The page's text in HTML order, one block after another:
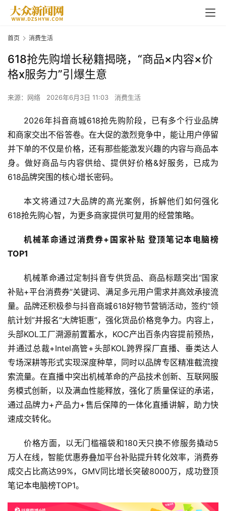
首页 消费生活
618抢先购增长秘籍揭晓，“商品×内容×价
格x服务力”引爆生意
来源：网络 2026年6月3日 11:03 消费生活
2026年抖音商城618抢先购阶段，已有多个行业品牌
和商家交出不俗答卷。在大促的激烈竞争中，能让用户停留
并下单的不仅是价格，还有那些能激发兴趣的内容与商品本
身。做好商品与内容供给、提供好价格&好服务，已成为
618品牌突围的核心增长密码。
本文将通过7大品牌的高光案例，拆解他们如何强化
618抢先购心智，为更多商家提供可复用的经营策略。
机械革命通过消费券+ 国家补贴 登顶笔记本电脑榜
TOP1
机械革命通过定制抖音专供货品、商品标题突出“国家
补贴+平台消费券”关键词、满足多元用户需求并高效承接流
量。品牌还积极参与抖音商城618好物节营销活动，签约“领
航计划”并报名“大牌钜惠”，强化货品价格竞争力。内容上，
头部KOL工厂溯源前置蓄水，KOC产出百条内容提前预热，
并通过总裁+Intel高管+头部KOL跨界探厂直播、垂类达人
专场深耕等形式实现深度种草，同时以品牌专区精准截流搜
索流量。在直播中突出机械革命的产品技术创新、互联网服
务模式创新，以及满血性能释放，强化了质量保证的承诺，
通过品牌力+产品力+售后保障的一体化直播讲解，助力快
速成交转化。
价格方面，以无门槛福袋和180天只换不修服务撬动5
万人在线，智能优惠券叠加平台补贴提升转化效率，消费券
成交占比高达99%，GMV同比增长突破8000万，成功登顶
笔记本电脑榜TOP1。